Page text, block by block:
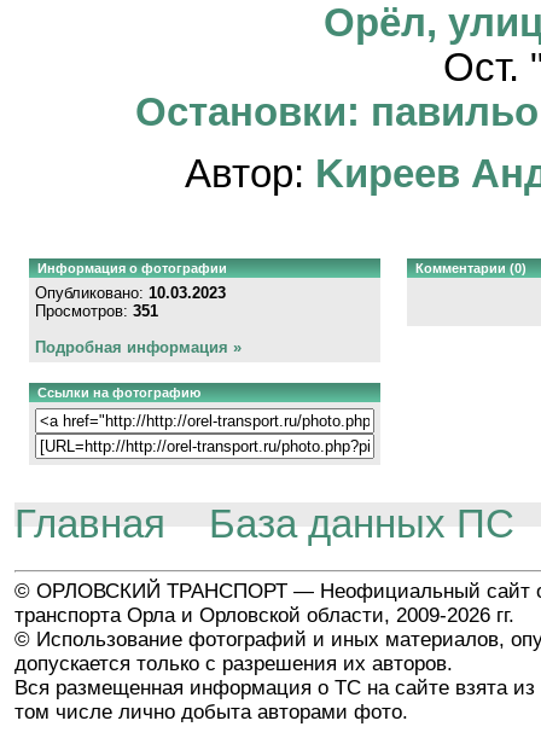
Орёл,
Ост.
Остановки:
Автор: Kиpeeв
Информация о фотографии
Опубликовано: 10.03.2023
Просмотров: 351
Подробная информация »
Ссылки на фотографию
Комментарии (0)
Главная База данных ПС
© ОРЛОВСКИЙ ТРАНСПОРТ — Неофициальный сайт
транспорта Орла и Орловской области, 2009-2026 гг.
© Использование фотографий и иных материалов,
допускается только с разрешения их авторов.
Вся размещенная информация о ТС на сайте взята из
том числе лично добыта авторами фото.